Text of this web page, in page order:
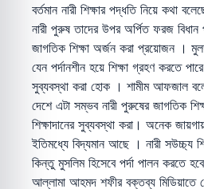
বর্তমান নারী শিক্ষার পদ্ধতি নিয়ে কথা
নারী পুরুষ তাদের উপর অর্পিত ফরজ বিধান
জাগতিক শিক্ষা অর্জন করা প্রয়োজন ।
যেন পর্দানশীন হয়ে শিক্ষা গ্রহণ করতে
সুব্যবস্থা করা হোক । শামীম আফজাল
দেশে এটা সম্ভব নারী পুরুষের জাগতিক
শিক্ষাদানের সুব্যবস্থা করা। অনেক
ইতিমধ্যে বিদ্যমান আছে । নারী সউচ্চ্য
কিন্তু মুসলিম হিসেবে পর্দা পালন করতে
আল্লামা আহমদ শফীর বক্তব্য মিডিয়াতে